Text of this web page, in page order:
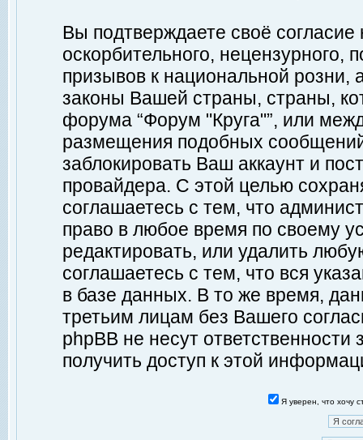
Вы подтверждаете своё
оскорбительного, нецензурного,
призывов к национальной
законы Вашей страны, страны,
форума “Форум "Круга"”, или
размещения подобных
заблокировать Ваш аккаунт и
провайдера. С этой целью
соглашаетесь с тем, что
право в любое время по своему
редактировать, или удалить
соглашаетесь с тем, что вся
в базе данных. В то же время,
третьим лицам без Вашего
phpBB не несут ответственности
получить доступ к этой
Я уверен, что хочу